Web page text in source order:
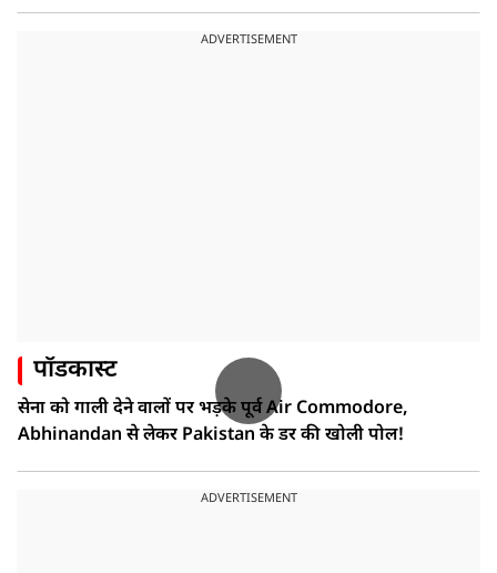
ADVERTISEMENT
पॉडकास्ट
सेना को गाली देने वालों पर भड़के पूर्व Air Commodore,
Abhinandan से लेकर Pakistan के डर की खोली पोल!
ADVERTISEMENT